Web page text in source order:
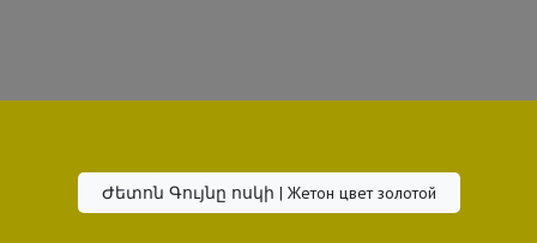
Ժետոն Գույնը ոսկի | Жетон цвет золотой